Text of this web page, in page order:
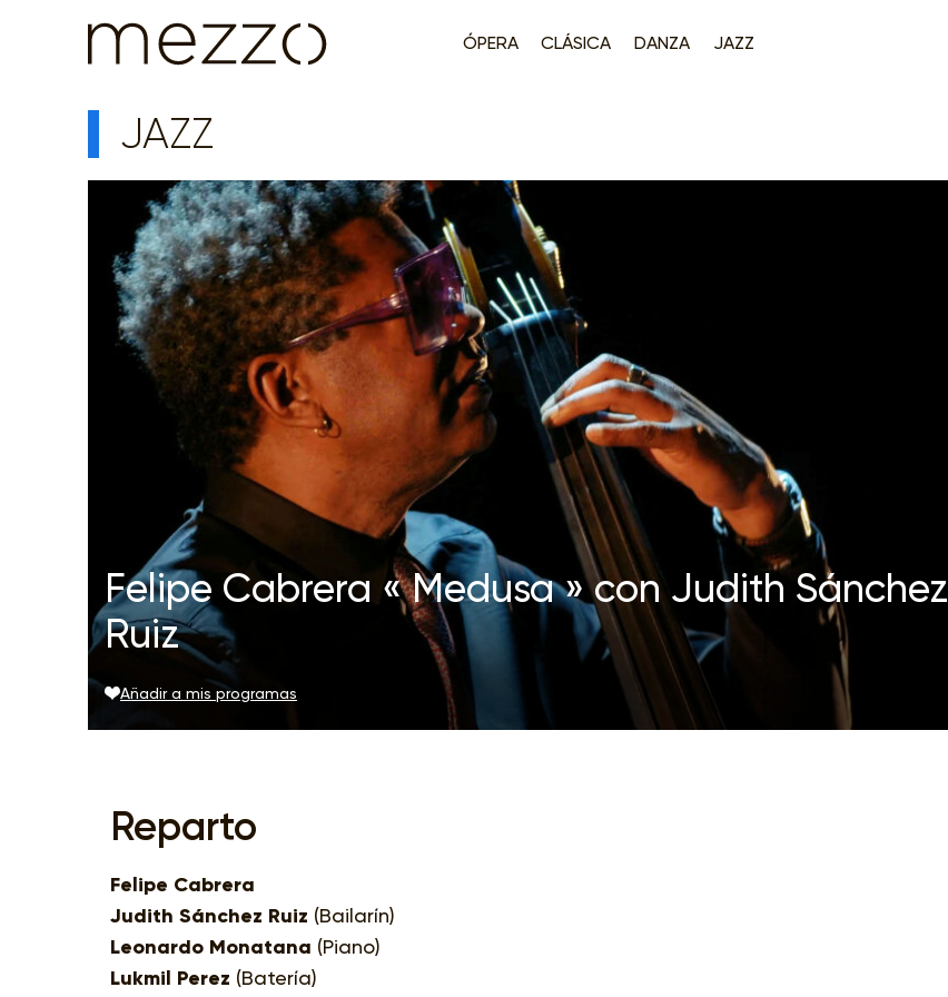
ÓPERA CLÁSICA DANZA JAZZ
JAZZ
Felipe Cabrera « Medusa » con Judith Sánchez
Ruiz
Añadir a mis programas
Reparto
Felipe Cabrera
Judith Sánchez Ruiz (Bailarín)
Leonardo Monatana (Piano)
Lukmil Perez (Batería)